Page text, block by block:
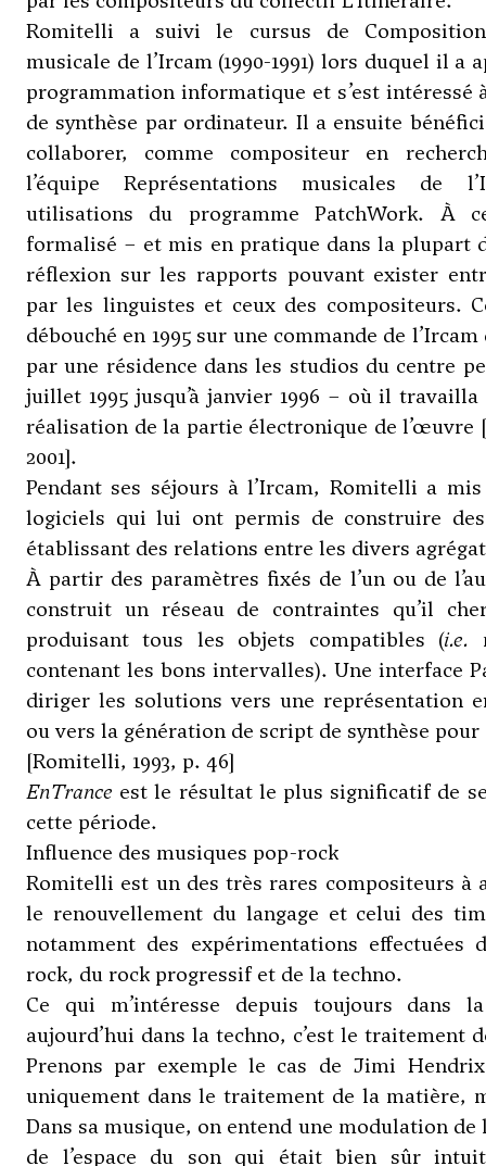
Romitelli a suivi le cursus de
musicale de l’Ircam (1990-1991) lors duquel il a
programmation informatique et s’est intéressé
de synthèse par ordinateur. Il a ensuite
collaborer, comme compositeur en
l’équipe Représentations musicales de
utilisations du programme PatchWork. À
formalisé – et mis en pratique dans la plupart
réflexion sur les rapports pouvant exister
par les linguistes et ceux des compositeurs.
débouché en 1995 sur une commande de
par une résidence dans les studios du centre
juillet 1995 jusqu’à janvier 1996 – où il
réalisation de la partie électronique de l’œuvre
2001].
Pendant ses séjours à l’Ircam, Romitelli a
logiciels qui lui ont permis de construire
établissant des relations entre les divers
À partir des paramètres fixés de l’un ou de
construit un réseau de contraintes qu’il
produisant tous les objets compatibles (i.e.
contenant les bons intervalles). Une interface
diriger les solutions vers une représentation
ou vers la génération de script de synthèse pour
[Romitelli, 1993, p. 46]
EnTrance est le résultat le plus significatif de
cette période.
Influence des musiques pop-rock
Romitelli est un des très rares compositeurs à
le renouvellement du langage et celui des
notamment des expérimentations effectuées
rock, du rock progressif et de la techno.
Ce qui m’intéresse depuis toujours dans
aujourd’hui dans la techno, c’est le traitement
Prenons par exemple le cas de Jimi
uniquement dans le traitement de la matière,
Dans sa musique, on entend une modulation de
de l’espace du son qui était bien sûr